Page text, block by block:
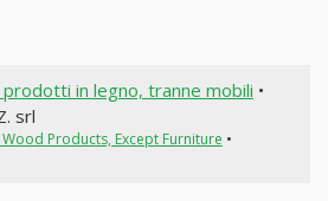
in legno, tranne mobili •
srl
Products, Except Furniture •